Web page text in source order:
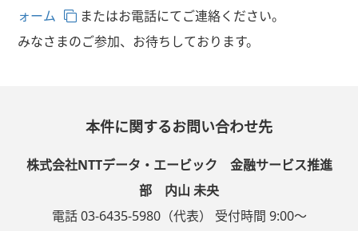
ォーム
またはお電話にてご連絡ください。
みなさまのご参加、お待ちしております。
本件に関するお問い合わせ先
株式会社NTTデータ・エービック 金融サービス推進
部 内山 未央
電話 03-6435-5980（代表） 受付時間 9:00～